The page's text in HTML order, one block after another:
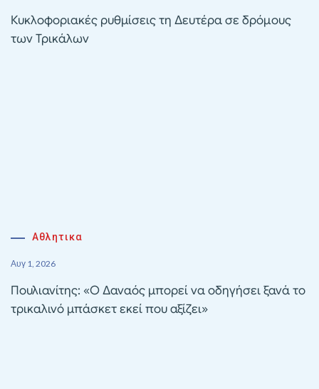
Κυκλοφοριακές ρυθμίσεις τη Δευτέρα σε δρόμους
των Τρικάλων
Αθλητικα
Αυγ 1, 2026
Πουλιανίτης: «Ο Δαναός μπορεί να οδηγήσει ξανά το
τρικαλινό μπάσκετ εκεί που αξίζει»